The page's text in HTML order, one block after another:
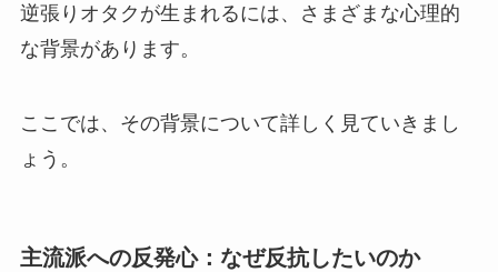
逆張りオタクが生まれるには、さまざまな心理的
な背景があります。
ここでは、その背景について詳しく見ていきまし
ょう。
主流派への反発心：なぜ反抗したいのか